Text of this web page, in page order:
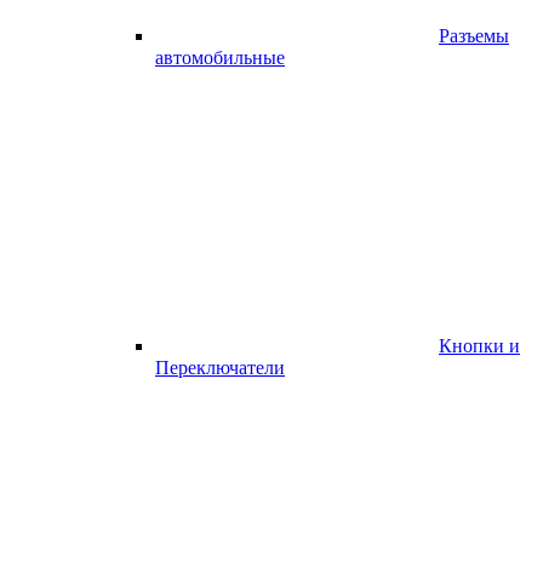
Разъемы
автомобильные
Кнопки и
Переключатели